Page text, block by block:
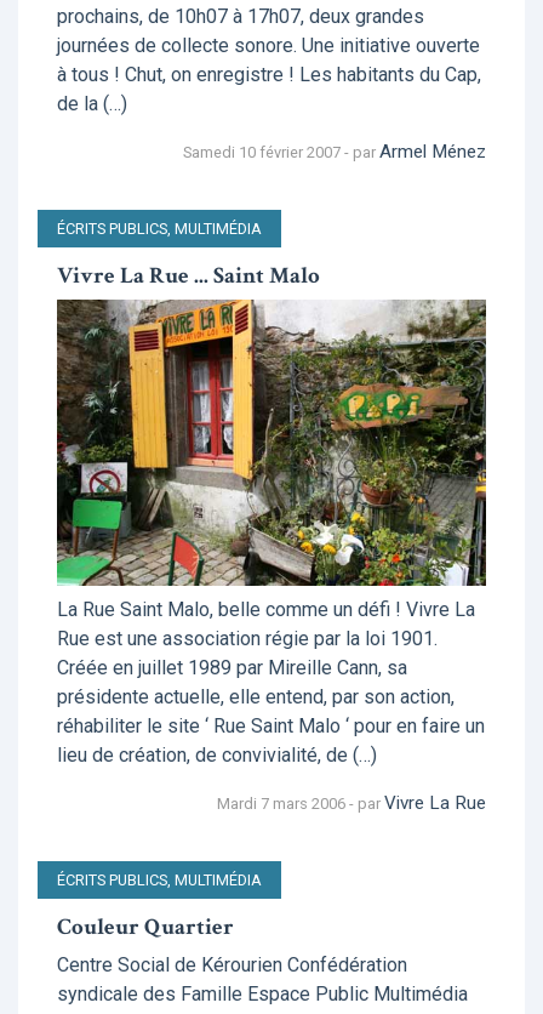
prochains, de 10h07 à 17h07, deux grandes
journées de collecte sonore. Une initiative ouverte
à tous ! Chut, on enregistre ! Les habitants du Cap,
de la (…)
Samedi 10 février 2007 - par Armel Ménez
ÉCRITS PUBLICS, MULTIMÉDIA
Vivre La Rue ... Saint Malo
La Rue Saint Malo, belle comme un défi ! Vivre La
Rue est une association régie par la loi 1901.
Créée en juillet 1989 par Mireille Cann, sa
présidente actuelle, elle entend, par son action,
réhabiliter le site ‘ Rue Saint Malo ‘ pour en faire un
lieu de création, de convivialité, de (…)
Mardi 7 mars 2006 - par Vivre La Rue
ÉCRITS PUBLICS, MULTIMÉDIA
Couleur Quartier
Centre Social de Kérourien Confédération
syndicale des Famille Espace Public Multimédia